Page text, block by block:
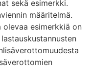
sekä esimerkki.
määritelmä.
esimerkkiä on